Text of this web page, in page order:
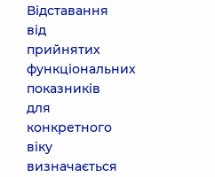
Відставання
від
прийнятих
функціональних
показників
для
конкретного
віку
визначається